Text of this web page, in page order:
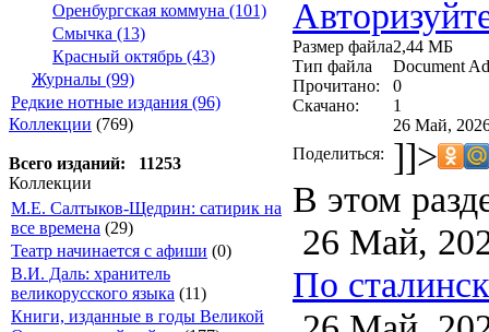
Оренбургская коммуна (101)
Смычка (13)
Красный октябрь (43)
Журналы (99)
Редкие нотные издания (96)
Коллекции (769)
Всего изданий: 11253
Коллекции
М.Е. Салтыков-Щедрин: сатирик на
все времена (29)
Театр начинается с афиши (0)
В.И. Даль: хранитель
великорусского языка (11)
Книги, изданные в годы Великой
Размер файла2,44 МБ
Тип файла
Document
Прочитано:
0
Скачано:
1
26 Май,
Поделиться: ]]>
В этом
26 Май,
По